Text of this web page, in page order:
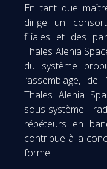
En tant que
dirige un
filiales et des
Thales Alenia
du système
l’assemblage,
Thales Alenia
sous-système
répéteurs en
contribue à la
forme.